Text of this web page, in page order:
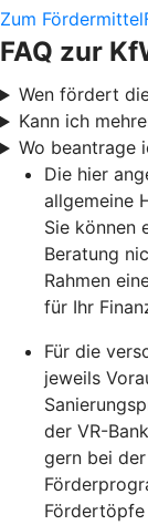
Zum
FAQ zur
Wen fördert
Kann ich
Wo beantrage
Die hier
allgemeine
Sie können
Beratung
Rahmen
für Ihr
Für die
jeweils
der VR-
gern bei